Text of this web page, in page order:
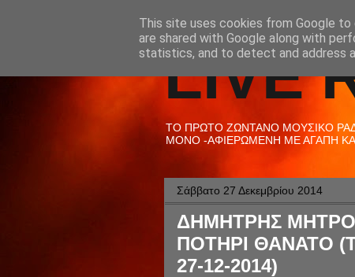
LIVE
ΤΟ ΠΡΩΤΟ ΖΩΝΤΑΝΟ ΜΟΥΣΙΚΟ
ΜΟΝΟ -ΑΦΙΕΡΩΜΕΝΗ ΜΕ ΑΓΑΠΗ
Σάββατο 27 Δεκεμβρίου 2014
ΔΗΜΗΤΡΗΣ
ΠΟΤΗΡΙ ΘΑΝΑΤΟ
27-12-2014)
This site uses cookies from Google
are shared with Google along with
statistics, and to detect and address